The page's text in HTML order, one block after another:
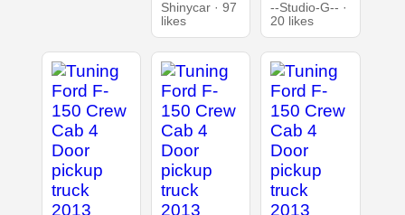
Shinycar · 97
likes
--Studio-G-- ·
20 likes